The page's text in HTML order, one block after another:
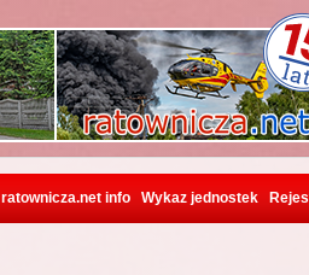
ratownicza.net info Wykaz jednostek